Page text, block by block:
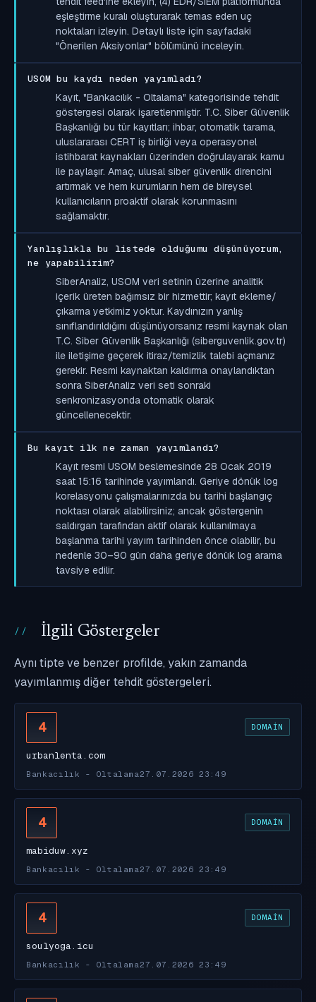
eşleştirme kuralı oluşturarak temas eden uç
noktaları izleyin. Detaylı liste için sayfadaki
"Önerilen Aksiyonlar" bölümünü inceleyin.
USOM bu kaydı neden yayımladı?
Kayıt, "Bankacılık - Oltalama" kategorisinde tehdit
göstergesi olarak işaretlenmiştir. T.C. Siber Güvenlik
Başkanlığı bu tür kayıtları; ihbar, otomatik tarama,
uluslararası CERT iş birliği veya operasyonel
istihbarat kaynakları üzerinden doğrulayarak kamu
ile paylaşır. Amaç, ulusal siber güvenlik direncini
artırmak ve hem kurumların hem de bireysel
kullanıcıların proaktif olarak korunmasını
sağlamaktır.
Yanlışlıkla bu listede olduğumu düşünüyorum,
ne yapabilirim?
SiberAnaliz, USOM veri setinin üzerine analitik
içerik üreten bağımsız bir hizmettir; kayıt ekleme/
çıkarma yetkimiz yoktur. Kaydınızın yanlış
sınıflandırıldığını düşünüyorsanız resmi kaynak olan
T.C. Siber Güvenlik Başkanlığı (siberguvenlik.gov.tr)
ile iletişime geçerek itiraz/temizlik talebi açmanız
gerekir. Resmi kaynaktan kaldırma onaylandıktan
sonra SiberAnaliz veri seti sonraki
senkronizasyonda otomatik olarak
güncellenecektir.
Bu kayıt ilk ne zaman yayımlandı?
Kayıt resmi USOM beslemesinde 28 Ocak 2019
saat 15:16 tarihinde yayımlandı. Geriye dönük log
korelasyonu çalışmalarınızda bu tarihi başlangıç
noktası olarak alabilirsiniz; ancak göstergenin
saldırgan tarafından aktif olarak kullanılmaya
başlanma tarihi yayım tarihinden önce olabilir, bu
nedenle 30–90 gün daha geriye dönük log arama
tavsiye edilir.
İlgili Göstergeler
Aynı tipte ve benzer profilde, yakın zamanda
yayımlanmış diğer tehdit göstergeleri.
4 DOMAIN
urbanlenta.com
Bankacılık - Oltalama27.07.2026 23:49
4 DOMAIN
mabiduw.xyz
Bankacılık - Oltalama27.07.2026 23:49
4 DOMAIN
soulyoga.icu
Bankacılık - Oltalama27.07.2026 23:49